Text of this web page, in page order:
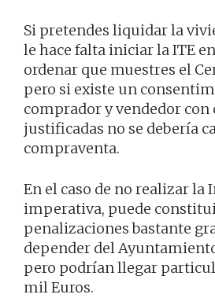
Si pretendes liquidar la
le hace falta iniciar la ITE
ordenar que muestres el
pero si existe un
comprador y vendedor con
justificadas no se debería
compraventa.
En el caso de no realizar la
imperativa, puede
penalizaciones bastante
depender del
pero podrían llegar
mil Euros.